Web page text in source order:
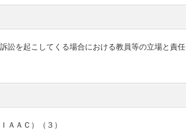
訟を起こしてくる場合における教員等の立場と責任
ＡＡＣ）（３）